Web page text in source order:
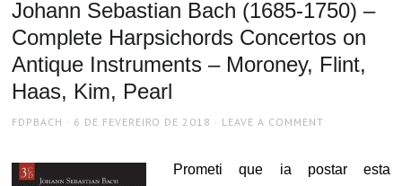
Johann Sebastian Bach (1685-1750) –
Complete Harpsichords Concertos on
Antique Instruments – Moroney, Flint,
Haas, Kim, Pearl
AUTHOR
FDPBACH
POSTED
6 DE FEVEREIRO DE 2018 LEAVE A COMMENT
Prometi que ia postar esta